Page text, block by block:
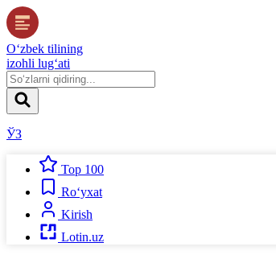
O‘zbek tilining
izohli lug‘ati
ЎЗ
Top 100
Ro‘yxat
Kirish
Lotin.uz